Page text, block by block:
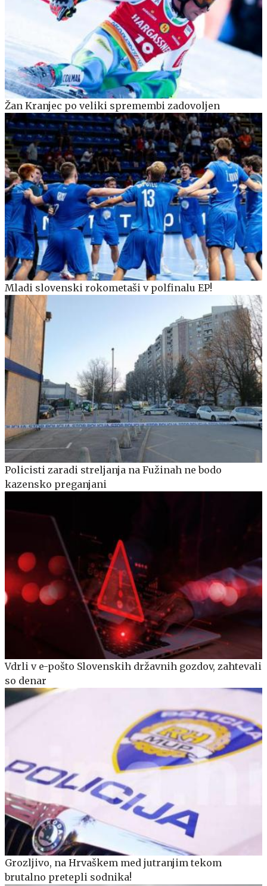
Žan Kranjec po veliki spremembi zadovoljen
Mladi slovenski rokometaši v polfinalu EP!
Policisti zaradi streljanja na Fužinah ne bodo
kazensko preganjani
Vdrli v e-pošto Slovenskih državnih gozdov, zahtevali
so denar
Grozljivo, na Hrvaškem med jutranjim tekom
brutalno pretepli sodnika!